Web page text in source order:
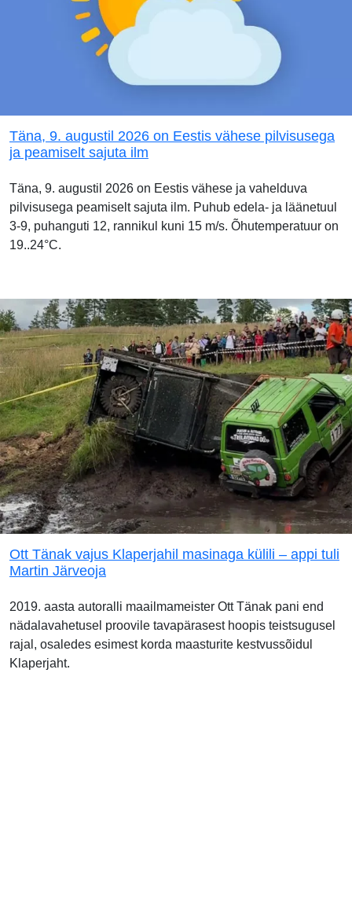
Täna, 9. augustil 2026 on Eestis vähese pilvisusega
ja peamiselt sajuta ilm
Täna, 9. augustil 2026 on Eestis vähese ja vahelduva
pilvisusega peamiselt sajuta ilm. Puhub edela- ja läänetuul
3-9, puhanguti 12, rannikul kuni 15 m/s. Õhutemperatuur on
19..24°C.
Ott Tänak vajus Klaperjahil masinaga külili – appi tuli
Martin Järveoja
2019. aasta autoralli maailmameister Ott Tänak pani end
nädalavahetusel proovile tavapärasest hoopis teistsugusel
rajal, osaledes esimest korda maasturite kestvussõidul
Klaperjaht.